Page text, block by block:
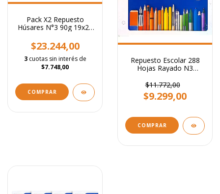
Pack X2 Repuesto
Húsares N°3 90g 19x24
$23.244,00
3 cuotas sin interés de
$7.748,00
Repuesto Escolar 288
Hojas Rayado N3
$11.772,00
$9.299,00